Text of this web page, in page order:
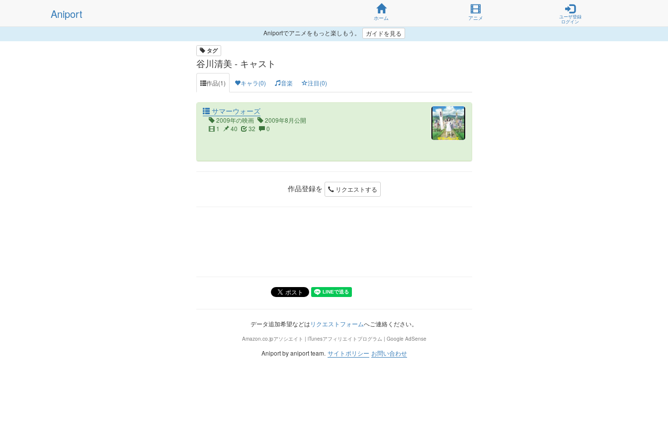
Aniport ホーム アニメ
ユーザ登録
ログイン
Aniportでアニメをもっと楽しもう。 ガイドを見る
タグ
谷川清美 - キャスト
作品(1) キャラ(0) 音楽 注目(0)
サマーウォーズ
2009年の映画
2009年8月公開
1
40 32 0
作品登録を リクエストする
データ追加希望などはリクエストフォームへご連絡ください。
Amazon.co.jpアソシエイト | iTunesアフィリエイトプログラム | Google AdSense
Aniport by aniport team. サイトポリシー お問い合わせ